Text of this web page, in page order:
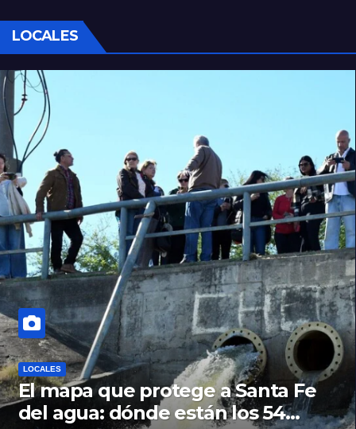
LOCALES
LOCALES
El mapa que protege a Santa Fe
del agua: dónde están los 54